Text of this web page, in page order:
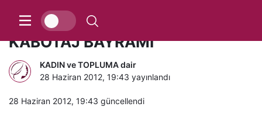
1 Temmuz, DENİZCİLİK VE
KABOTAJ BAYRAMI
KADIN ve TOPLUMA dair
28 Haziran 2012, 19:43 yayınlandı
28 Haziran 2012, 19:43 güncellendi